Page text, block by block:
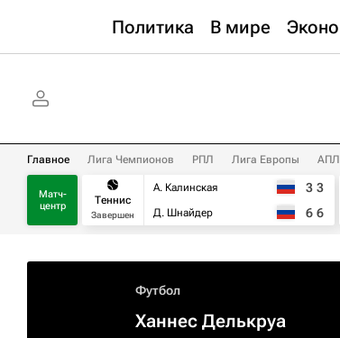
Политика В мире
Главное Лига Чемпионов РПЛ Лига Европы АПЛ
Матч-
центр
Теннис
Завершен
А. Калинская
Д. Шнайдер
3 3
6 6
Футбол
Ханнес Делькруа